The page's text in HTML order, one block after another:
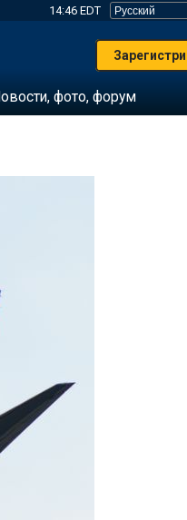
14:46 EDT
фото, форум